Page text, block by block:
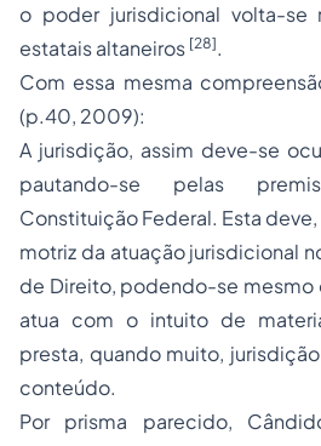
o poder jurisdicional volta-se
estatais altaneiros [28].
Com essa mesma
(p.40, 2009):
A jurisdição, assim deve-se
pautando-se pelas
Constituição Federal. Esta
motriz da atuação jurisdicional
de Direito, podendo-se mesmo
atua com o intuito de
presta, quando muito,
conteúdo.
Por prisma parecido,